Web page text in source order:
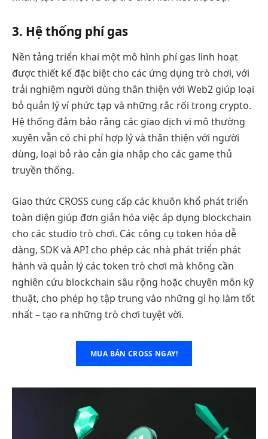
3. Hệ thống phí gas
Nền tảng triển khai một mô hình phí gas linh hoạt
được thiết kế đặc biệt cho các ứng dụng trò chơi, với
trải nghiệm người dùng thân thiện với Web2 giúp loại
bỏ quản lý ví phức tạp và những rắc rối trong crypto.
Hệ thống đảm bảo rằng các giao dịch vi mô thường
xuyên vẫn có chi phí hợp lý và thân thiện với người
dùng, loại bỏ rào cản gia nhập cho các game thủ
truyền thống.
Giao thức CROSS cung cấp các khuôn khổ phát triển
toàn diện giúp đơn giản hóa việc áp dụng blockchain
cho các studio trò chơi. Các công cụ token hóa dễ
dàng, SDK và API cho phép các nhà phát triển phát
hành và quản lý các token trò chơi mà không cần
nghiên cứu blockchain sâu rộng hoặc chuyên môn kỹ
thuật, cho phép họ tập trung vào những gì họ làm tốt
nhất – tạo ra những trò chơi tuyệt vời.
MUA BÁN CROSS NGAY!